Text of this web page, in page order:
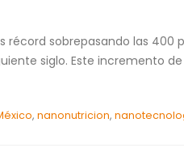
sobrepasando las 400
siglo. Este incremento de
, nanonutricion,